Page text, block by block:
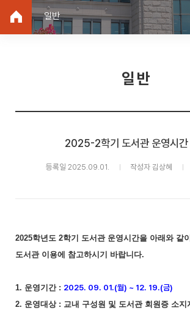
일반
일반
2025-2학기 도서관 운영시간
등록일 2025.09.01. 작성자 김상혜
2025학년도 2학기 도서관 운영시간을 아래와 같
도서관 이용에 참고하시기 바랍니다.
1. 운영기간 : 2025. 09. 01.(월) ~ 12. 19.(금)
2. 운영대상 : 교내 구성원 및 도서관 회원증 소지